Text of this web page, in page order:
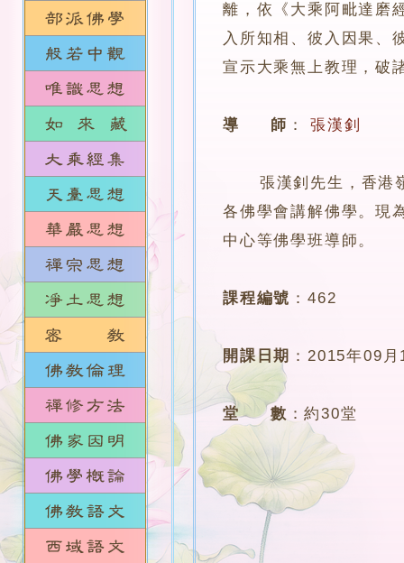
離，依《大乘阿毗達磨
入所知相、彼入因果、
宣示大乘無上教理，破
導 師 ： 張漢釗
張漢釗先生，香港嶺
各佛學會講解佛學。現
中心等佛學班導師。
課程編號 ：462
開課日期 ：2015年09月
堂 數 ：約30堂